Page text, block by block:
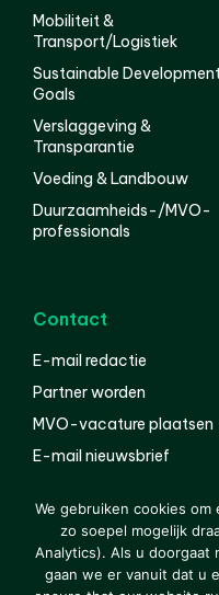
Mobiliteit &
Transport/Logistiek
Sustainable
Goals
Verslaggeving &
Transparantie
Voeding & Landbouw
Duurzaamheids-/MVO-
professionals
Contact
E-mail redactie
Partner worden
MVO-vacature plaatsen
E-mail nieuwsbrief
© 2000-2026 Van der
We gebruiken cookies
zo soepel mogelijk
Analytics). Als u doorgaat
gaan we er vanuit dat u